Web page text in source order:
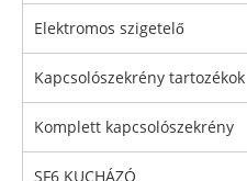
Elektromos szigetelő
Kapcsolószekrény tartozékok
Komplett kapcsolószekrény
SF6 KUCHÁZÓ